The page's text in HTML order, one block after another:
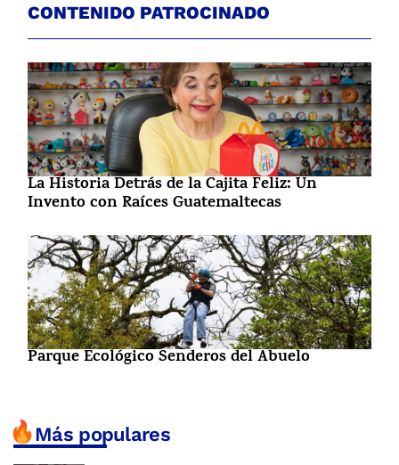
CONTENIDO PATROCINADO
La Historia Detrás de la Cajita Feliz: Un
Invento con Raíces Guatemaltecas
Parque Ecológico Senderos del Abuelo
Más populares